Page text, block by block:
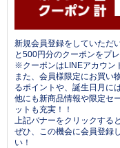
新規会員登録をしていただ
と500円分のクーポンをプレ
※クーポンはLINEアカウン
また、会員様限定にお買い
るポイントや、誕生日月に
他にも新商品情報や限定セ
ットも充実！！
上記バナーをクリックする
ぜひ、この機会に会員登録
い！